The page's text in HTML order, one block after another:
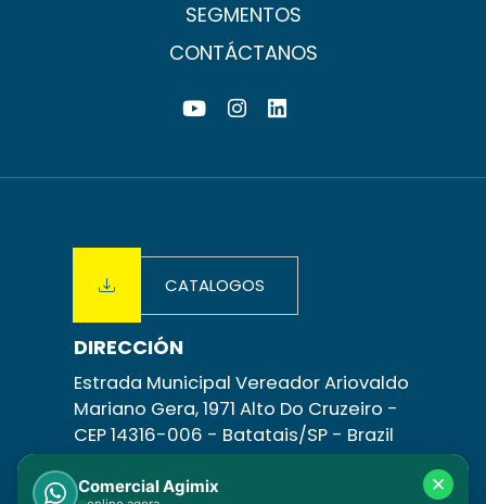
SEGMENTOS
CONTÁCTANOS
CATALOGOS
DIRECCIÓN
Estrada Municipal Vereador Ariovaldo
Mariano Gera, 1971 Alto Do Cruzeiro -
CEP 14316-006 - Batatais/SP - Brazil
CONTÁCTANOS
Comercial Agimix ✕